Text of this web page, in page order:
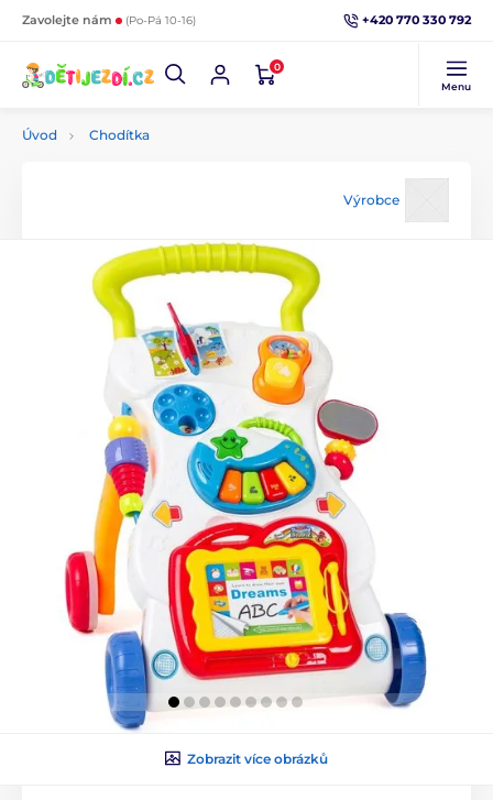
Zavolejte nám (Po-Pá 10-16) +420 770 330 792
0
Menu
Úvod Chodítka
Výrobce
Zobrazit více obrázků